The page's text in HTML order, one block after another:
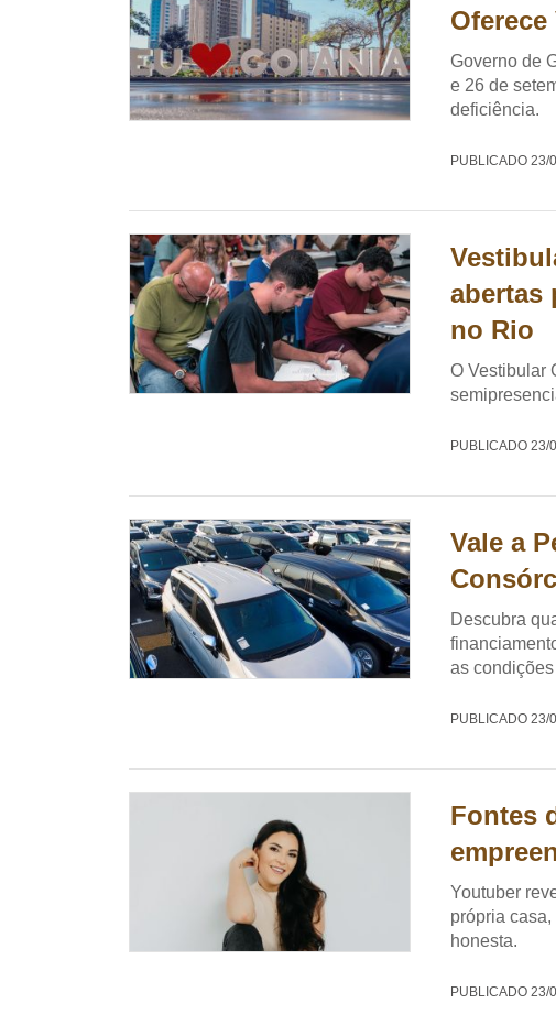
Governo de
e 26 de
deficiência.
PUBLICADO 23/
abertas
no Rio
O Vestibular
PUBLICADO 23/
Vale a
Descubra
as
PUBLICADO 23/
Fontes
Youtuber
própria
honesta.
PUBLICADO 23/